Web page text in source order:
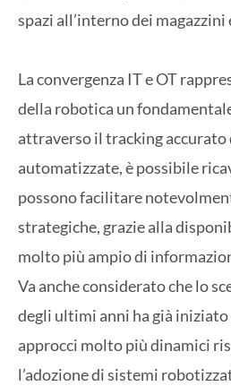
spazi all’interno dei
La convergenza IT e OT
della robotica un
attraverso il tracking accurato
automatizzate, è possibile
possono facilitare
strategiche, grazie alla
molto più ampio di
Va anche considerato che lo
degli ultimi anni ha già iniziato
approcci molto più dinamici
l’adozione di sistemi